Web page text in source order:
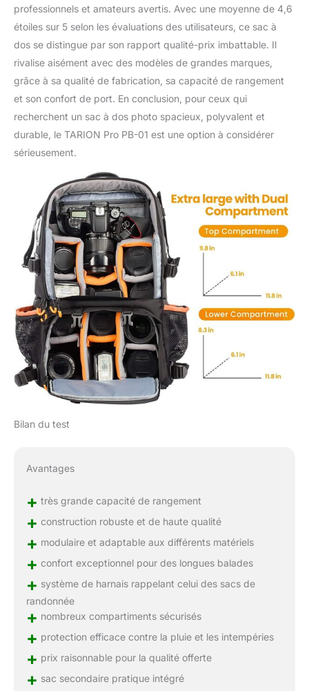
augmentent la circulation
de l'air pendant la
randonnée ou le voyage
et répartissent le poids
de manière uniforme
pour plus de confort et
d'économie d'énergie, en
particulier lorsque vous
utilisez ce sac à dos de
randonnée pour appareil
déplacements.
professionnels et amateurs avertis. Avec une moyenne de 4,6
étoiles sur 5 selon les évaluations des utilisateurs, ce sac à
dos se distingue par son rapport qualité-prix imbattable. Il
rivalise aisément avec des modèles de grandes marques,
grâce à sa qualité de fabrication, sa capacité de rangement
et son confort de port. En conclusion, pour ceux qui
recherchent un sac à dos photo spacieux, polyvalent et
durable, le TARION Pro PB-01 est une option à considérer
sérieusement.
Bilan du test
Avantages
+ très grande capacité de rangement
+ construction robuste et de haute qualité
+ modulaire et adaptable aux différents matériels
+ confort exceptionnel pour des longues balades
+ système de harnais rappelant celui des sacs de
randonnée
+ nombreux compartiments sécurisés
+ protection efficace contre la pluie et les intempéries
+ prix raisonnable pour la qualité offerte
+ sac secondaire pratique intégré